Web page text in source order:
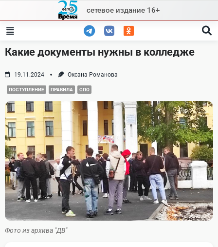
content
сетевое издание 16+
Какие документы нужны в колледже
19.11.2024 Оксана Романова
ПОСТУПЛЕНИЕ ПРАВИЛА СПО
Фото из архива "ДВ"